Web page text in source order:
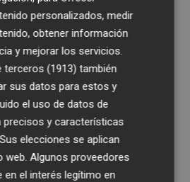
personalizados, medir
obtener información
y mejorar los servicios.
terceros (1913) también
sus datos para estos y
el uso de datos de
precisos y características
elecciones se aplican
web. Algunos proveedores
en el interés legítimo en